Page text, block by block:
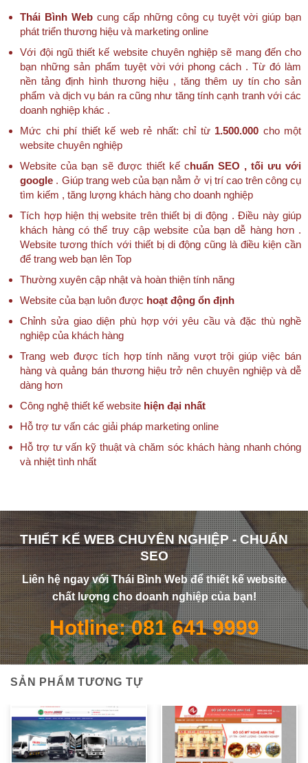
Thái Bình Web cung cấp những công cụ tuyệt vời giúp bạn
phát triển thương hiệu và marketing online
Với đội ngũ thiết kế website chuyên nghiệp sẽ mang đến cho
bạn những sản phẩm tuyệt vời với phong cách . Từ đó làm
nền tảng định hình thương hiệu , tăng thêm uy tín cho sản
phẩm và dịch vụ bán ra cũng như tăng tính cạnh tranh với các
doanh nghiệp khác .
Mức chi phí thiết kế web rẻ nhất: chỉ từ 1.500.000 cho một
website chuyên nghiệp
Website của bạn sẽ được thiết kế chuẩn SEO , tối ưu với
google . Giúp trang web của bạn nằm ở vị trí cao trên công cụ
tìm kiếm , tăng lượng khách hàng cho doanh nghiệp
Tích hợp hiện thị website trên thiết bị di động . Điều này giúp
khách hàng có thể truy cập website của bạn dễ hàng hơn .
Website tương thích với thiết bị di động cũng là điều kiện cần
để trang web bạn lên Top
Thường xuyên cập nhật và hoàn thiện tính năng
Website của bạn luôn được hoạt động ổn định
Chỉnh sửa giao diện phù hợp với yêu cầu và đặc thù nghề
nghiệp của khách hàng
Trang web được tích hợp tính năng vượt trội giúp việc bán
hàng và quảng bán thương hiệu trở nên chuyên nghiệp và dễ
dàng hơn
Công nghệ thiết kế website hiện đại nhất
Hỗ trợ tư vấn các giải pháp marketing online
Hỗ trợ tư vấn kỹ thuật và chăm sóc khách hàng nhanh chóng
và nhiệt tình nhất
THIẾT KẾ WEB CHUYÊN NGHIỆP - CHUẨN
SEO
Liên hệ ngay với Thái Bình Web để thiết kế website
chất lượng cho doanh nghiệp của bạn!
Hotline: 081 641 9999
SẢN PHẨM TƯƠNG TỰ